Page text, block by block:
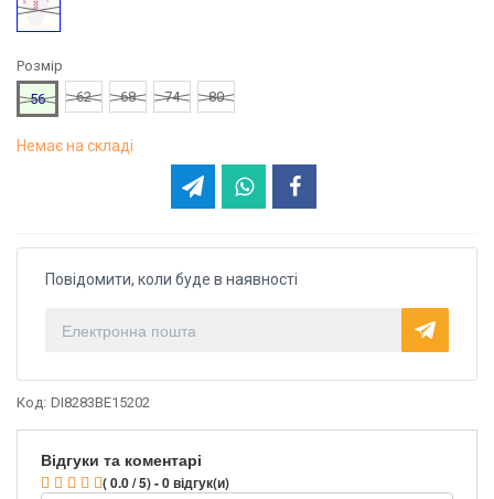
Розмір
56
62 68 74 80
Немає на складі
Повідомити, коли буде в наявності
Код: DI8283BE15202
Відгуки та коментарі
( 0.0 / 5) - 0 відгук(и)